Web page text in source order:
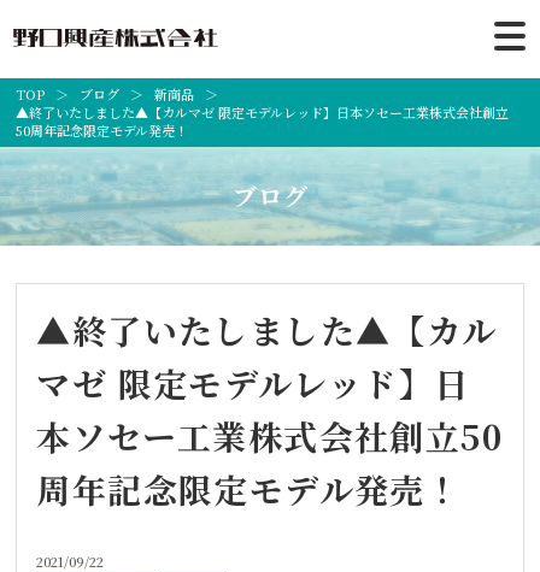
TOP ブログ
新商品
▲終了いたしました▲【カルマゼ 限定モデルレッド】日本ソセー工業株式会社創立
50周年記念限定モデル発売！
ブログ
▲終了いたしました▲【カル
マゼ 限定モデルレッド】日
本ソセー工業株式会社創立50
周年記念限定モデル発売！
2021/09/22